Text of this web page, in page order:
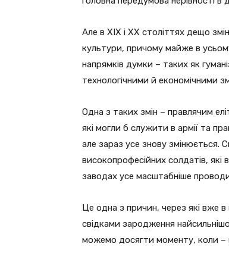
Але в XIX і XX століттях дещо
культури, причому майже в
напрямків думки – таких як
технологічними й економічними
Одна з таких змін – правлячим
які могли б служити в армії та
але зараз усе знову змінюється.
високопрофесійних солдатів,
заводах усе масштабніше
Це одна з причин, через які вже
свідками зародження
можемо досягти моменту, коли –